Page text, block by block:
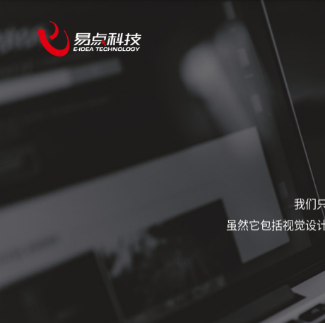
我们
虽然它包括视觉设